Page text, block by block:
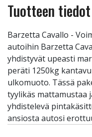
Tuotteen tiedot
Barzetta Cavallo -
autoihin Barzetta
yhdistyvät upeasti
peräti 1250kg
ulkomuoto. Tässä
tyylikäs mattamustaa
yhdistelevä
ansiosta autosi